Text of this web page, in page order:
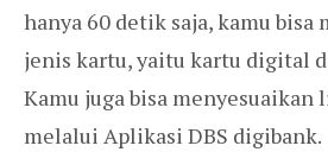
hanya 60 detik saja, kamu bisa
jenis kartu, yaitu kartu digital
Kamu juga bisa
melalui Aplikasi DBS digibank.